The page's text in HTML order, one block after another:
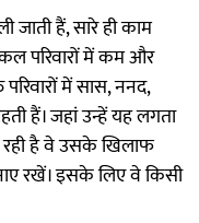
जाती हैं, सारे ही काम
परिवारों में कम और
में सास, ननद,
हैं। जहां उन्हें यह लगता
रही है वे उसके खिलाफ
रखें। इसके लिए वे किसी